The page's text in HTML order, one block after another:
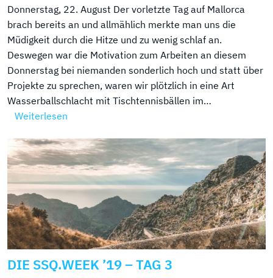
Donnerstag, 22. August Der vorletzte Tag auf Mallorca
brach bereits an und allmählich merkte man uns die
Müdigkeit durch die Hitze und zu wenig schlaf an.
Deswegen war die Motivation zum Arbeiten an diesem
Donnerstag bei niemanden sonderlich hoch und statt über
Projekte zu sprechen, waren wir plötzlich in eine Art
Wasserballschlacht mit Tischtennisbällen im…
Weiterlesen
DIE SSQ.WEEK ’19 – TAG 3